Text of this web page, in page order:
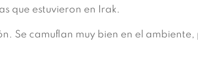
que estuvieron en Irak.
Se camuflan muy bien en el ambiente,